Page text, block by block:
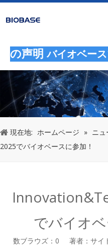
の声明バイオベース
現在地: ホームページ » ニュ
2025でバイオベースに参加！
でバイオ
数ブラウズ： 0 著者：サイ